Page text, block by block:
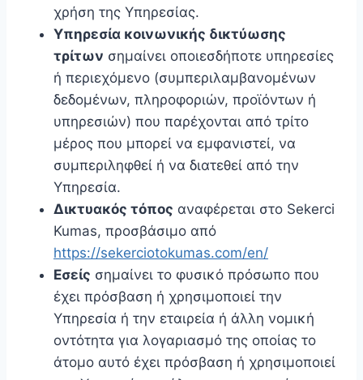
χρήση της Υπηρεσίας.
Υπηρεσία κοινωνικής δικτύωσης
τρίτων σημαίνει οποιεσδήποτε υπηρεσίες
ή περιεχόμενο (συμπεριλαμβανομένων
δεδομένων, πληροφοριών, προϊόντων ή
υπηρεσιών) που παρέχονται από τρίτο
μέρος που μπορεί να εμφανιστεί, να
συμπεριληφθεί ή να διατεθεί από την
Υπηρεσία.
Δικτυακός τόπος αναφέρεται στο Sekerci
Kumas, προσβάσιμο από
https://sekerciotokumas.com/en/
Εσείς σημαίνει το φυσικό πρόσωπο που
έχει πρόσβαση ή χρησιμοποιεί την
Υπηρεσία ή την εταιρεία ή άλλη νομική
οντότητα για λογαριασμό της οποίας το
άτομο αυτό έχει πρόσβαση ή χρησιμοποιεί